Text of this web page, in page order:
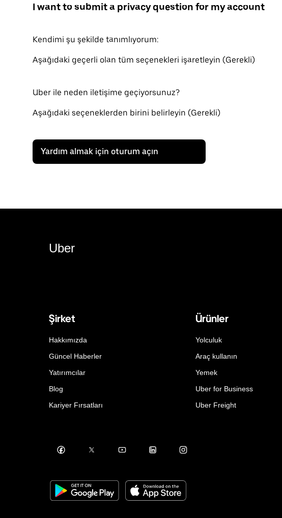
I want to submit a privacy question for my account
Kendimi şu şekilde tanımlıyorum:
Aşağıdaki geçerli olan tüm seçenekleri işaretleyin (Gerekli)
Uber ile neden iletişime geçiyorsunuz?
Aşağıdaki seçeneklerden birini belirleyin (Gerekli)
Yardım almak için oturum açın
Uber
Şirket
Hakkımızda
Güncel Haberler
Yatırımcılar
Blog
Kariyer Fırsatları
Ürünler
Yolculuk
Araç kullanın
Yemek
Uber for Business
Uber Freight